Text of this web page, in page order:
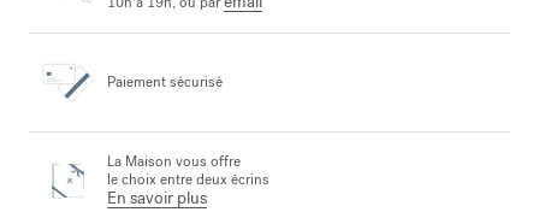
Paiement sécurisé
La Maison vous offre
le choix entre deux écrins
En savoir plus